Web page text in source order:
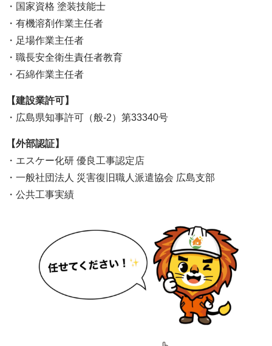
・国家資格 塗装技能士
・有機溶剤作業主任者
・足場作業主任者
・職長安全衛生責任者教育
・石綿作業主任者
【建設業許可】
・広島県知事許可（般-2）第33340号
【外部認証】
・エスケー化研 優良工事認定店
・一般社団法人 災害復旧職人派遣協会 広島支部
・公共工事実績